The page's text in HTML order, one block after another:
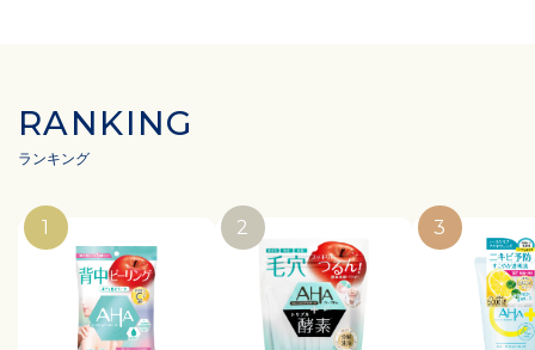
RANKING